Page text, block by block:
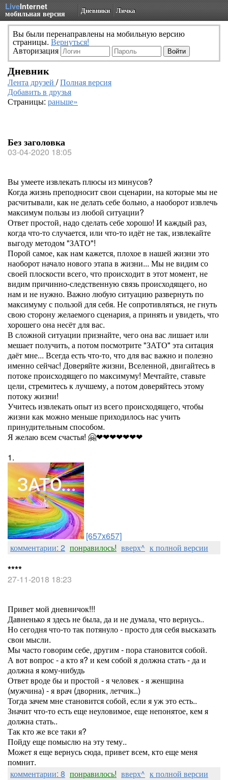
LiveInternet
мобильная версия Дневники Личка
Вы были перенаправлены на мобильную версию
страницы. Вернуться!
Авторизация
Дневник
Лента друзей /Полная версия
Добавить в друзья
Страницы: раньше»
Без заголовка
03-04-2020 18:05
Вы умеете извлекать плюсы из минусов?
Когда жизнь преподносит свои сценарии, на которые мы не
расчитывали, как не делать себе больно, а наоборот извлечь
максимум пользы из любой ситуации?
Ответ простой, надо сделать себе хорошо! И каждый раз,
когда что-то случается, или что-то идёт не так, извлекайте
выгоду методом "ЗАТО"!
Порой самое, как нам кажется, плохое в нашей жизни это
наоборот начало нового этапа в жизни... Мы не видим со
своей плоскости всего, что происходит в этот момент, не
видим причинно-следственную связь происходящего, но
нам и не нужно. Важно любую ситуацию развернуть по
максимуму с пользой для себя. Не сопротивляться, не гнуть
свою сторону желаемого сценария, а принять и увидеть, что
хорошего она несёт для вас.
В сложной ситуации признайте, чего она вас лишает или
мешает получить, а потом посмотрите "ЗАТО" эта ситация
даёт мне... Всегда есть что-то, что для вас важно и полезно
именно сейчас! Доверяйте жизни, Вселенной, двигайтесь в
потоке происходящего по максимуму! Мечтайте, ставьте
цели, стремитесь к лучшему, а потом доверяйтесь этому
потоку жизни!
Учитесь извлекать опыт из всего происходящего, чтобы
жизни как можно меньше приходилось нас учить
принудительным способом.
Я желаю всем счастья! 🤗❤❤❤❤❤❤❤
1.
[657x657]
комментарии: 2 понравилось! вверх^ к полной версии
****
27-11-2018 18:23
Привет мой дневничок!!!
Давненько я здесь не была, да и не думала, что вернусь..
Но сегодня что-то так потянуло - просто для себя высказать
свои мысли.
Мы часто говорим себе, другим - пора становится собой.
А вот вопрос - а кто я? и кем собой я должна стать - да и
должна я кому-нибудь
Ответ вроде бы и простой - я человек - я женщина
(мужчина) - я врач (дворник, летчик..)
Тогда зачем мне становится собой, если я уж это есть..
Значит что-то есть еще неуловимое, еще непонятое, кем я
должна стать..
Так кто же все таки я?
Пойду еще помыслю на эту тему..
Может я еще вернусь сюда, привет всем, кто еще меня
помнит.
комментарии: 8 понравилось! вверх^ к полной версии